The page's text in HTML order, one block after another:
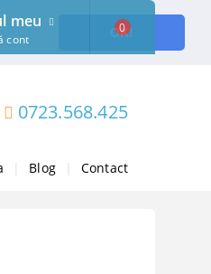
OK!
0723.568.425
Blog Contact
meu
cont
0